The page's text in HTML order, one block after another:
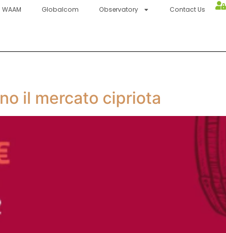
WAAM Globalcom Observatory Contact Us
il mercato cipriota